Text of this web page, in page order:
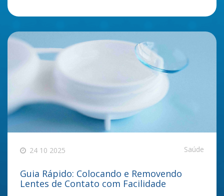
24 10 2025 Saúde
Guia Rápido: Colocando e Removendo
Lentes de Contato com Facilidade